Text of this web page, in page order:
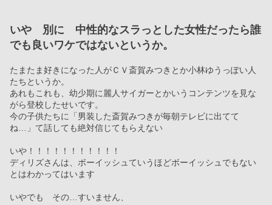
いや　別に　中性的なスラっとした女性だったら誰
でも良いワケではないというか。
たまたま好きになった人がＣＶ斎賀みつきとか小林ゆうっぽい人
たちというか。
あれもこれも、幼少期に麗人サイガーとかいうコンテンツを見な
がら登校したせいです。
今の子供たちに「男装した斎賀みつきが毎朝テレビに出てて
ね…」て話しても絶対信じてもらえない
いや！！！！！！！！！！！
ディリズさんは、ボーイッシュていうほどボーイッシュでもない
とはわかってはいます
いやでも　その…すいません、